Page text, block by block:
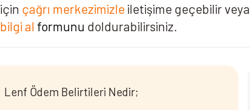
için çağrı merkezimizle iletişime geçebilir veya
bilgi al formunu doldurabilirsiniz.
Lenf Ödem Belirtileri Nedir;